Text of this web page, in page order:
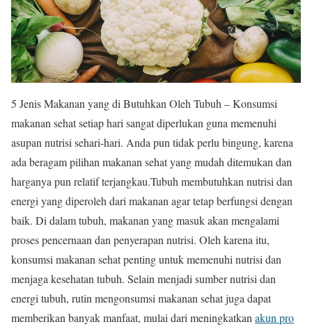
5 Jenis Makanan yang di Butuhkan Oleh Tubuh – Konsumsi
makanan sehat setiap hari sangat diperlukan guna memenuhi
asupan nutrisi sehari-hari. Anda pun tidak perlu bingung, karena
ada beragam pilihan makanan sehat yang mudah ditemukan dan
harganya pun relatif terjangkau.Tubuh membutuhkan nutrisi dan
energi yang diperoleh dari makanan agar tetap berfungsi dengan
baik. Di dalam tubuh, makanan yang masuk akan mengalami
proses pencernaan dan penyerapan nutrisi. Oleh karena itu,
konsumsi makanan sehat penting untuk memenuhi nutrisi dan
menjaga kesehatan tubuh. Selain menjadi sumber nutrisi dan
energi tubuh, rutin mengonsumsi makanan sehat juga dapat
memberikan banyak manfaat, mulai dari meningkatkan akun pro